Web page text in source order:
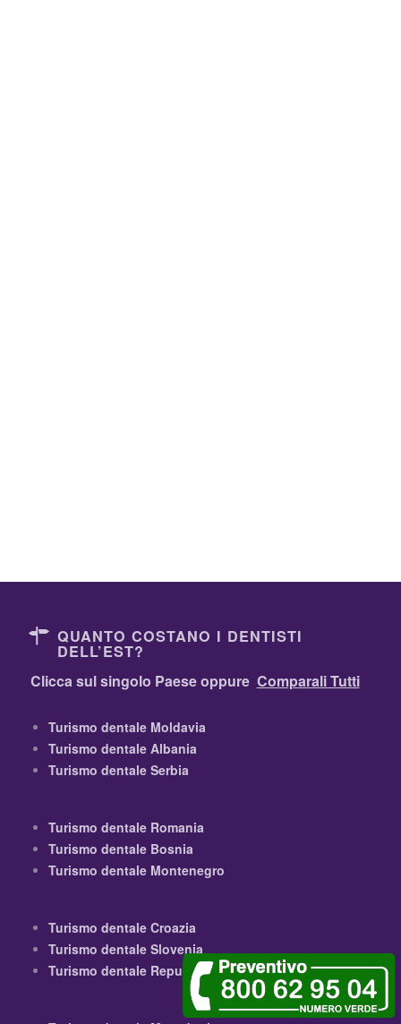
QUANTO COSTANO I DENTISTI
DELL’EST?
Clicca sul singolo Paese oppure Comparali Tutti
Turismo dentale Moldavia
Turismo dentale Albania
Turismo dentale Serbia
Turismo dentale Romania
Turismo dentale Bosnia
Turismo dentale Montenegro
Turismo dentale Croazia
Turismo dentale Slovenia
Turismo dentale Repubblica Ceca